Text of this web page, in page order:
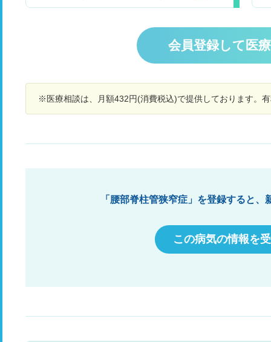
金属でMRI検査は可能なのでしょうか？
会員登録して医
※医療相談は、月額432円(消費税込)で提供しております。
「腰部脊柱管狭窄症」を登録すると
この病気の情報を